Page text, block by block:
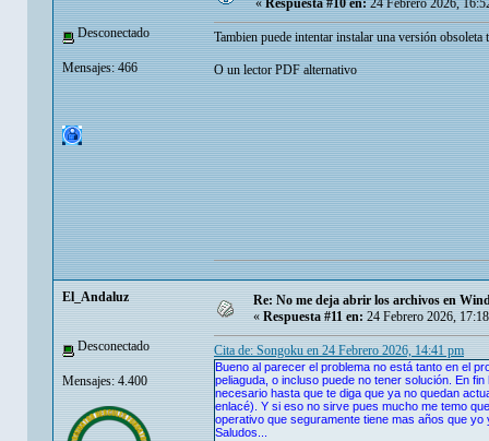
Desconectado
Mensajes: 466
«Respuesta #10 en:24 Febrero 2026,
Tambien puede intentar instalar una versión
O un lector PDF alternativo
El_Andaluz
Desconectado
Mensajes: 4.400
Re: No me deja abrir los archivos en
« Respuesta #11 en: 24 Febrero 2026,
Cita de: Songoku en 24 Febrero 2026, 14:41 pm
Bueno al parecer el problema no está tanto en el
peliaguda, o incluso puede no tener solución. En
necesario hasta que te diga que ya no quedan
enlacé). Y si eso no sirve pues mucho me temo
operativo que seguramente tiene mas años que
Saludos...